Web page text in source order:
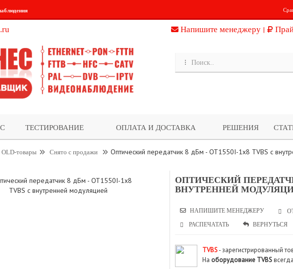
Напишите менеджеру
ТЕСТИРОВАНИЕ ОПЛАТА И ДОСТАВКА РЕШЕНИЯ
OLD-товары Снято с продажи Оптический передатчик 8 дБм - OT1550I-1x8 TVBS с
ОПТИЧЕСКИЙ
ВНУТРЕННЕЙ
НАПИШИТЕ МЕНЕДЖЕРУ
РАСПЕЧАТАТЬ
ВЕРНУТЬСЯ
TVBS- зарегистрированный
На оборудование TVBSвсегда